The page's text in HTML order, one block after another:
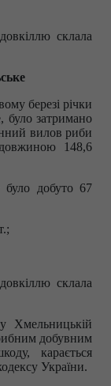
склала
березі річки
було затримано
вилов риби
148,6
було добуто 67
склала
Хмельницькій
добувним
карається
України.​